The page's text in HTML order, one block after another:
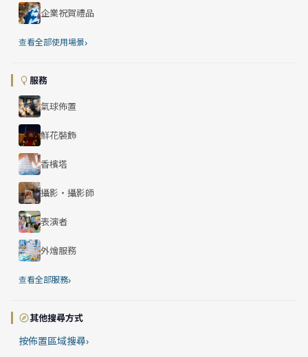
企業祝賀禮品
查看全部使用場景›
服務
氣球佈置
鮮花裝飾
香檳塔
攝影・攝影師
表演者
外燴服務
查看全部服務›
其他搜尋方式
按佈置區域搜尋›